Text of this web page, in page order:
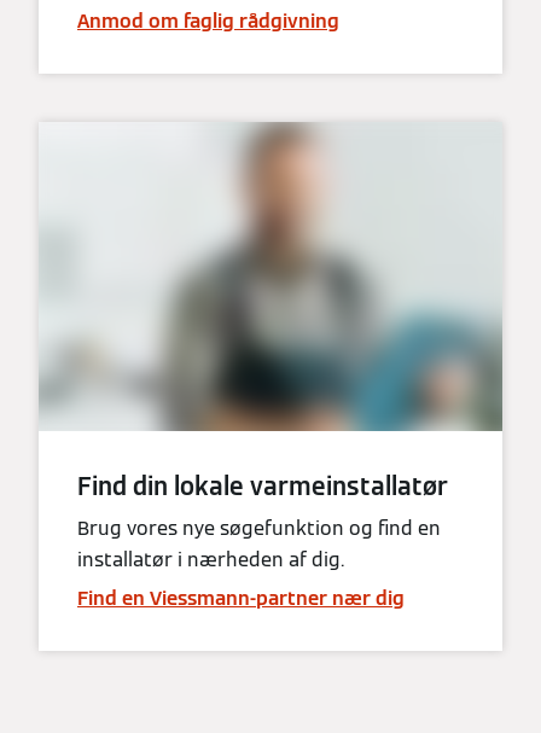
Anmod om faglig rådgivning
Find din lokale varmeinstallatør
Brug vores nye søgefunktion og find en
installatør i nærheden af dig.
Find en Viessmann-partner nær dig